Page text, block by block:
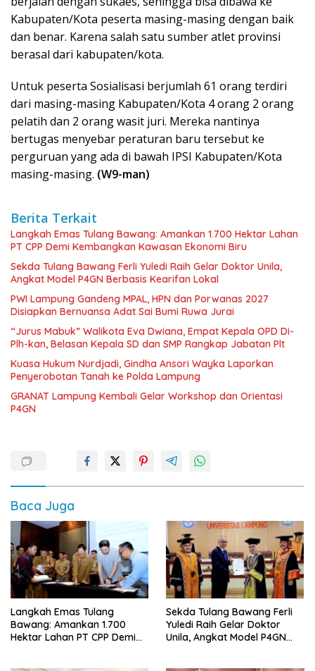
Kabupaten/Kota peserta masing-masing dengan baik
dan benar. Karena salah satu sumber atlet provinsi
berasal dari kabupaten/kota.
Untuk peserta Sosialisasi berjumlah 61 orang terdiri
dari masing-masing Kabupaten/Kota 4 orang 2 orang
pelatih dan 2 orang wasit juri. Mereka nantinya
bertugas menyebar peraturan baru tersebut ke
perguruan yang ada di bawah IPSI Kabupaten/Kota
masing-masing. (W9-man)
Berita Terkait
Langkah Emas Tulang Bawang: Amankan 1.700 Hektar Lahan
PT CPP Demi Kembangkan Kawasan Ekonomi Biru
Sekda Tulang Bawang Ferli Yuledi Raih Gelar Doktor Unila,
Angkat Model P4GN Berbasis Kearifan Lokal
PWI Lampung Gandeng MPAL, HPN dan Porwanas 2027
Disiapkan Bernuansa Adat Sai Bumi Ruwa Jurai
“Jurus Mabuk” Walikota Eva Dwiana, Empat Kepala OPD Di-
Plh-kan, Belasan Kepala SD dan SMP Rangkap Jabatan Plt
Kuasa Hukum Nurdjadi, Gindha Ansori Wayka Laporkan
Penyerobotan Tanah ke Polda Lampung
GRANAT Lampung Kembali Gelar Workshop dan Orientasi
P4GN
Baca Juga
Langkah Emas Tulang
Bawang: Amankan 1.700
Hektar Lahan PT CPP Demi
Sekda Tulang Bawang Ferli
Yuledi Raih Gelar Doktor
Unila, Angkat Model P4GN